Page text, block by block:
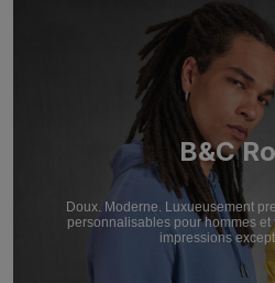
B&C
Doux. Moderne. Luxueusement
personnalisables pour hommes
impressions